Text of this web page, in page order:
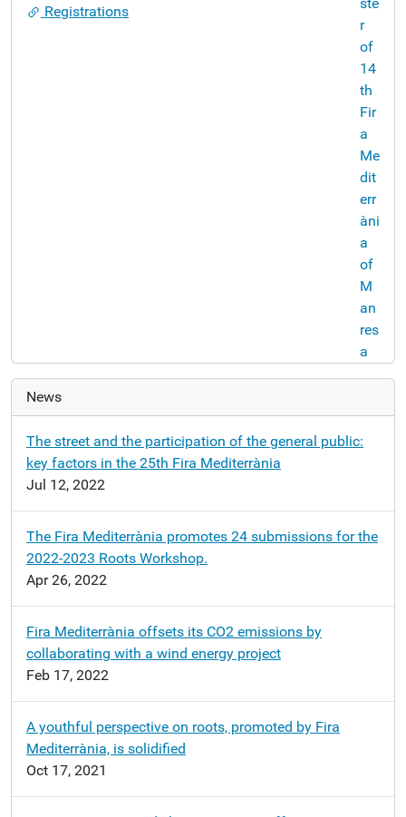
Registrations
News
The street and the participation of the general public:
key factors in the 25th Fira Mediterrània
Jul 12, 2022
The Fira Mediterrània promotes 24 submissions for the
2022-2023 Roots Workshop.
Apr 26, 2022
Fira Mediterrània offsets its CO2 emissions by
collaborating with a wind energy project
Feb 17, 2022
A youthful perspective on roots, promoted by Fira
Mediterrània, is solidified
Oct 17, 2021